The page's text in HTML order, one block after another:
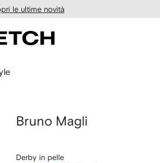
le ultime novità
Bruno Magli
Derby in pelle